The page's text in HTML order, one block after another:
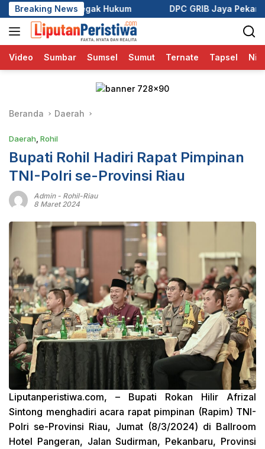
Langsung
ke
konten
Breaking NewsDPC GRIB Jaya Pekanbaru Hadiri Peresmian
Video Sumbar Sumsel Sumut Ternate Tapsel
Beranda Daerah
Daerah Rohil
Bupati Rohil Hadiri Rapat Pimpinan
TNI-Polri se-Provinsi Riau
Admin- Rohil-Riau
8 Maret 2024
Liputanperistiwa.com, – Bupati Rokan Hilir Afrizal
Sintong menghadiri acara rapat pimpinan (Rapim) TNI-
Polri se-Provinsi Riau, Jumat (8/3/2024) di Ballroom
Hotel Pangeran, Jalan Sudirman, Pekanbaru, Provinsi